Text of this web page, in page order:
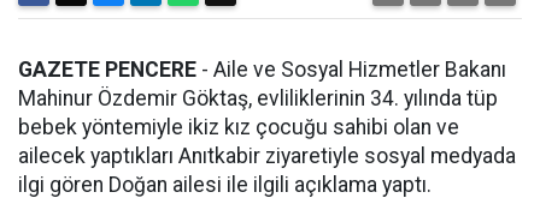
GAZETE PENCERE - Aile ve Sosyal Hizmetler Bakanı
Mahinur Özdemir Göktaş, evliliklerinin 34. yılında tüp
bebek yöntemiyle ikiz kız çocuğu sahibi olan ve
ailecek yaptıkları Anıtkabir ziyaretiyle sosyal medyada
ilgi gören Doğan ailesi ile ilgili açıklama yaptı.